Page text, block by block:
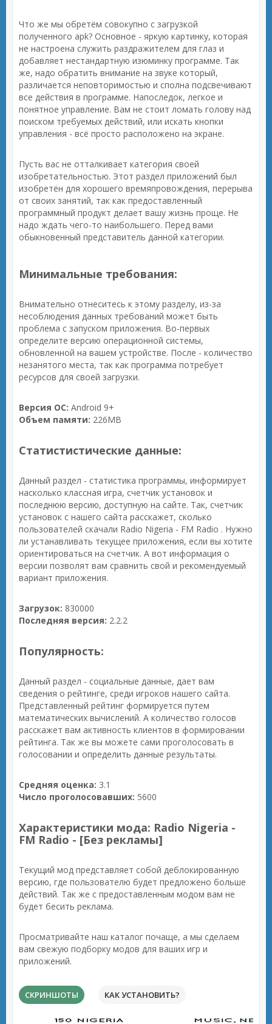
Что же мы обретём совокупно с загрузкой
полученного apk? Основное - яркую картинку, которая
не настроена служить раздражителем для глаз и
добавляет нестандартную изюминку программе. Так
же, надо обратить внимание на звуке который,
различается неповторимостью и сполна подсвечивают
все действия в программе. Напоследок, легкое и
понятное управление. Вам не стоит ломать голову над
поиском требуемых действий, или искать кнопки
управления - всё просто расположено на экране.
Пусть вас не отталкивает категория своей
изобретательностью. Этот раздел приложений был
изобретён для хорошего времяпровождения, перерыва
от своих занятий, так как предоставленный
программный продукт делает вашу жизнь проще. Не
надо ждать чего-то наибольшего. Перед вами
обыкновенный представитель данной категории.
Минимальные требования:
Внимательно отнеситесь к этому разделу, из-за
несоблюдения данных требований может быть
проблема с запуском приложения. Во-первых
определите версию операционной системы,
обновленной на вашем устройстве. После - количество
незанятого места, так как программа потребует
ресурсов для своей загрузки.
Версия ОС: Android 9+
Объем памяти: 226MB
Статистистические данные:
Данный раздел - статистика программы, информирует
насколько классная игра, счетчик установок и
последнюю версию, доступную на сайте. Так, счетчик
установок с нашего сайта расскажет, сколько
пользователей скачали Radio Nigeria - FM Radio . Нужно
ли устанавливать текущее приложения, если вы хотите
ориентироваться на счетчик. А вот информация о
версии позволят вам сравнить свой и рекомендуемый
вариант приложения.
Загрузок: 830000
Последняя версия: 2.2.2
Популярность:
Данный раздел - социальные данные, дает вам
сведения о рейтинге, среди игроков нашего сайта.
Представленный рейтинг формируется путем
математических вычислений. А количество голосов
расскажет вам активность клиентов в формировании
рейтинга. Так же вы можете сами проголосовать в
голосовании и определить данные результаты.
Средняя оценка: 3.1
Число проголосовавших: 5600
Характеристики мода: Radio Nigeria -
FM Radio - [Без рекламы]
Текущий мод представляет собой деблокированную
версию, где пользователю будет предложено больше
действий. Так же с предоставленным модом вам не
будет бесить реклама.
Просматривайте наш каталог почаще, а мы сделаем
вам свежую подборку модов для ваших игр и
приложений.
СКРИНШОТЫ КАК УСТАНОВИТЬ?